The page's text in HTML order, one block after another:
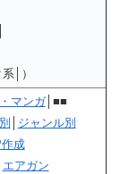
│）
マンガ│■■
ジャンル別
作成
エアガン